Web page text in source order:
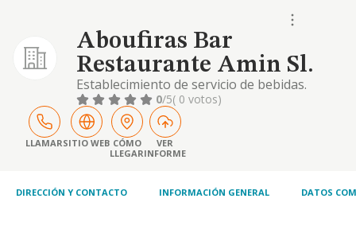
Aboufiras Bar
Restaurante Amin Sl.
Establecimiento de servicio de bebidas.
restaurante y puestos de comidas. provisión
de comidas preparadas para eventos
0/5( 0 votos)
LLAMARSITIO WEB CÓMO
LLEGAR
VER
INFORME
DIRECCIÓN Y CONTACTO INFORMACIÓN GENERAL DATOS